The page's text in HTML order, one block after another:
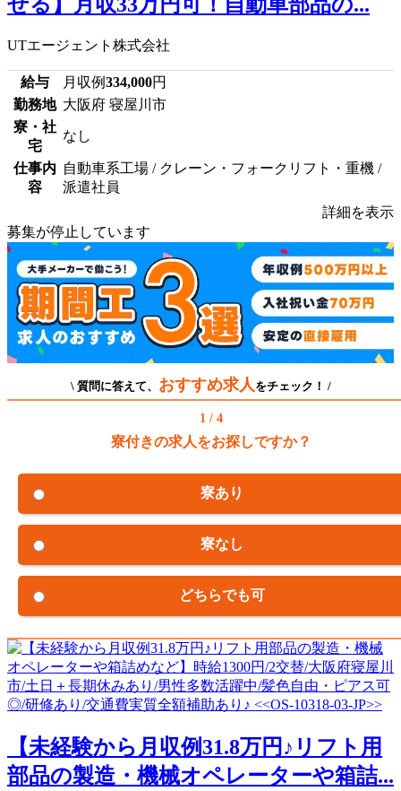
UTエージェント株式会社
給与 月収例334,000円
勤務地 大阪府 寝屋川市
寮・社
宅
なし
仕事内
容
自動車系工場 / クレーン・フォークリフト・重機 /
派遣社員
詳細を表示
募集が停止しています
\ 質問に答えて、 おすすめ求人 をチェック！ /
1 / 4
寮付きの求人をお探しですか？
寮あり
寮なし
どちらでも可
【未経験から月収例31.8万円♪リフト用
部品の製造・機械オペレーターや箱詰...